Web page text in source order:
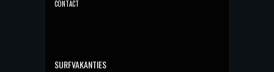
CONTACT
SURFVAKANTIES